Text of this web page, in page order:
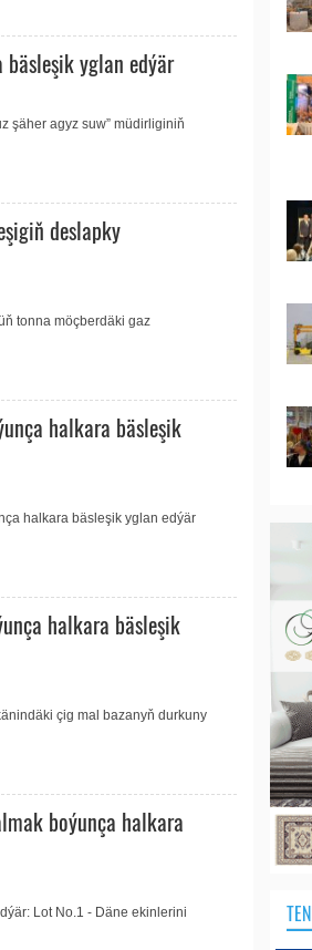
yglan edýär
şäher agyz suw” müdirliginiň
deslapky
tonna möçberdäki gaz
halkara bäsleşik
halkara bäsleşik yglan edýär
halkara bäsleşik
çig mal bazanyň durkuny
boýunça halkara
Lot No.1 - Däne ekinlerini